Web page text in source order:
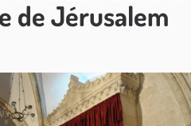
de Jérusalem